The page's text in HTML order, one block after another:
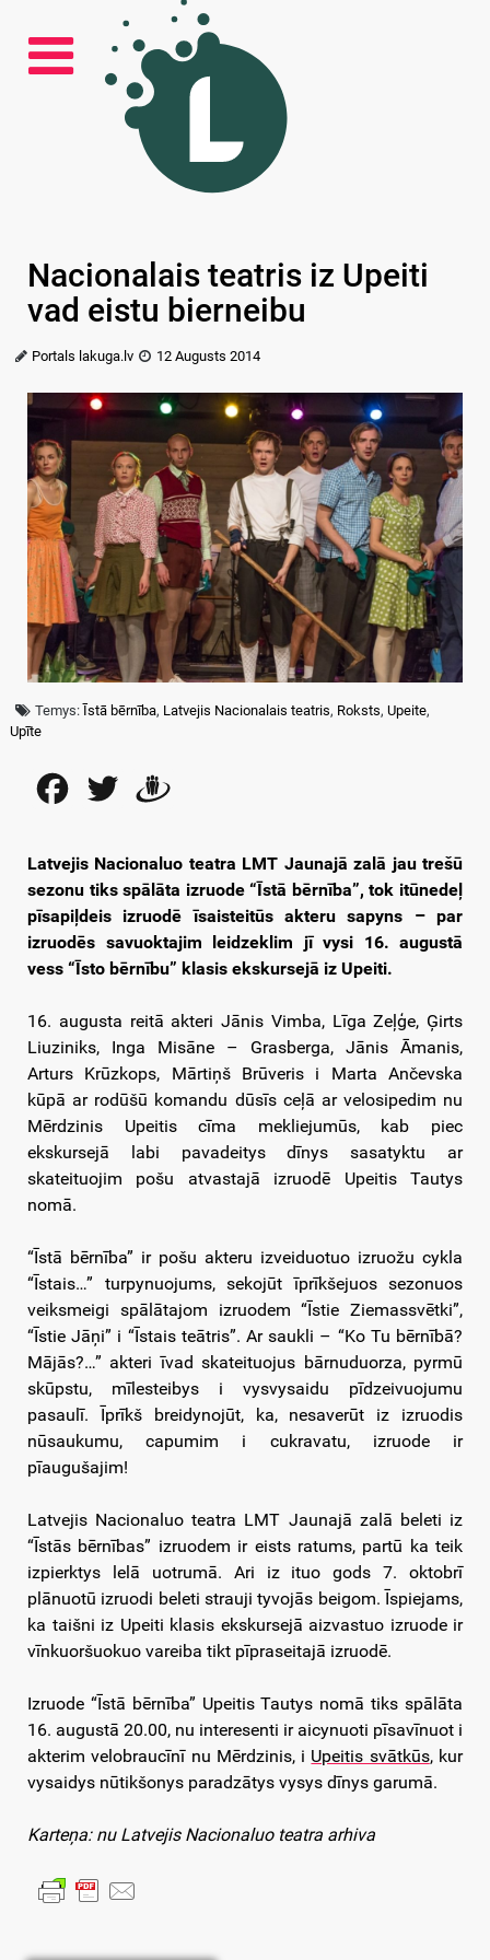
Nacionalais teatris iz Upeiti
vad eistu bierneibu
Portals lakuga.lv 12 Augusts 2014
Temys: Īstā bērnība, Latvejis Nacionalais teatris, Roksts,Upeite,
Upīte
FacebookTwitter
Latvejis Nacionaluo teatra LMT Jaunajā zalā jau trešū
sezonu tiks spālāta izruode “Īstā bērnība”, tok itūnedeļ
pīsapiļdeis izruodē īsaisteitūs akteru sapyns – par
izruodēs savuoktajim leidzeklim jī vysi 16. augustā
vess “Īsto bērnību” klasis ekskursejā iz Upeiti.
16. augusta reitā akteri Jānis Vimba, Līga Zeļģe, Ģirts
Liuziniks, Inga Misāne – Grasberga, Jānis Āmanis,
Arturs Krūzkops, Mārtiņš Brūveris i Marta Ančevska
kūpā ar rodūšū komandu dūsīs ceļā ar velosipedim nu
Mērdzinis Upeitis cīma mekliejumūs, kab piec
ekskursejā labi pavadeitys dīnys sasatyktu ar
skateituojim pošu atvastajā izruodē Upeitis Tautys
nomā.
“Īstā bērnība” ir pošu akteru izveiduotuo izruožu cykla
“Īstais…” turpynuojums, sekojūt īprīkšejuos sezonuos
veiksmeigi spālātajom izruodem “Īstie Ziemassvētki”,
“Īstie Jāņi” i “Īstais teātris”. Ar saukli – “Ko Tu bērnībā?
Mājās?…” akteri īvad skateituojus bārnuduorza, pyrmū
skūpstu, mīlesteibys i vysvysaidu pīdzeivuojumu
pasaulī. Īprīkš breidynojūt, ka, nesaverūt iz izruodis
nūsaukumu, capumim i cukravatu, izruode ir
pīaugušajim!
Latvejis Nacionaluo teatra LMT Jaunajā zalā beleti iz
“Īstās bērnības” izruodem ir eists ratums, partū ka teik
izpierktys lelā uotrumā. Ari iz ituo gods 7. oktobrī
plānuotū izruodi beleti strauji tyvojās beigom. Īspiejams,
ka taišni iz Upeiti klasis ekskursejā aizvastuo izruode ir
vīnkuoršuokuo vareiba tikt pīpraseitajā izruodē.
Izruode “Īstā bērnība” Upeitis Tautys nomā tiks spālāta
16. augustā 20.00, nu interesenti ir aicynuoti pīsavīnuot i
akterim velobraucīnī nu Mērdzinis, i Upeitis svātkūs, kur
vysaidys nūtikšonys paradzātys vysys dīnys garumā.
Karteņa: nu Latvejis Nacionaluo teatra arhiva